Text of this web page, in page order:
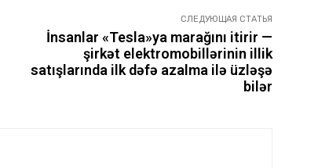
СЛЕДУЮЩАЯ СТАТЬЯ
İnsanlar «Tesla»ya marağını itirir —
şirkət elektromobillərinin illik
satışlarında ilk dəfə azalma ilə üzləşə
bilər